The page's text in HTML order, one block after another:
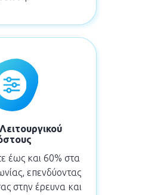
έως και 60% στα
επενδύοντας
στην έρευνα και